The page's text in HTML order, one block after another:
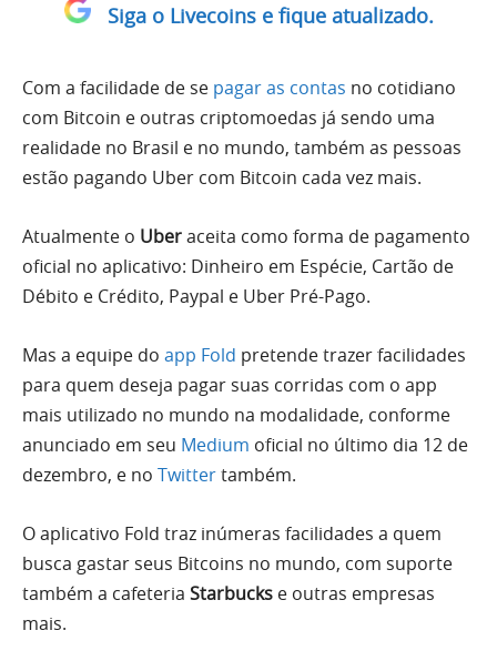
Siga o Livecoins e fique atualizado.
Com a facilidade de se pagar as contas no cotidiano
com Bitcoin e outras criptomoedas já sendo uma
realidade no Brasil e no mundo, também as pessoas
estão pagando Uber com Bitcoin cada vez mais.
Atualmente o Uberaceita como forma de pagamento
oficial no aplicativo: Dinheiro em Espécie, Cartão de
Débito e Crédito, Paypal e Uber Pré-Pago.
Mas a equipe do app Fold pretende trazer facilidades
para quem deseja pagar suas corridas com o app
mais utilizado no mundo na modalidade, conforme
anunciado em seu Medium oficial no último dia 12 de
dezembro, e no Twittertambém.
O aplicativo Fold traz inúmeras facilidades a quem
busca gastar seus Bitcoins no mundo, com suporte
também a cafeteria Starbucks e outras empresas
mais.